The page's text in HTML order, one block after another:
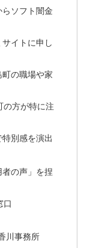
ソフト闇金
イトに申し
の職場や家
の方が特に注
別感を演出
の声」を捏
口
川事務所